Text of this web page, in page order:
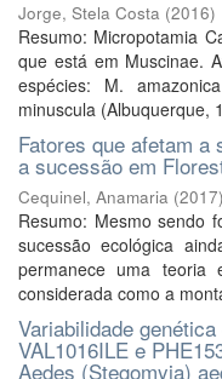
Jorge, Stela Costa (2016)
Resumo: Micropotamia
que está em Muscinae.
espécies: M.
minuscula (Albuquerque,
Fatores que afetam
a sucessão em
Cequinel, Anamaria (2017)
Resumo: Mesmo sendo
sucessão ecológica
permanece uma teoria
considerada como a
Variabilidade
VAL1016ILE e
Aedes (Stegomyia)